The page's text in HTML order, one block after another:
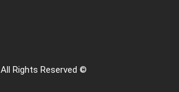
All Rights Reserved ©